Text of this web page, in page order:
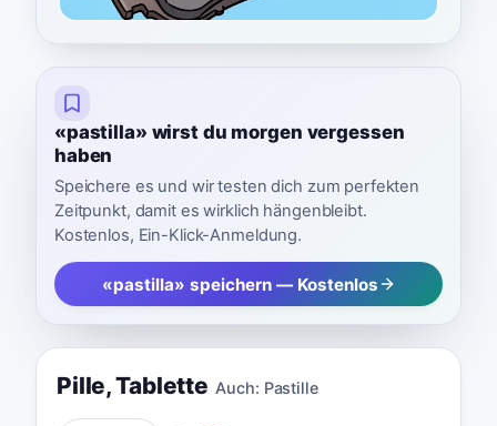
«pastilla» wirst du morgen vergessen
haben
Speichere es und wir testen dich zum perfekten
Zeitpunkt, damit es wirklich hängenbleibt.
Kostenlos, Ein-Klick-Anmeldung.
«pastilla» speichern — Kostenlos
Pille,Tablette Auch: Pastille